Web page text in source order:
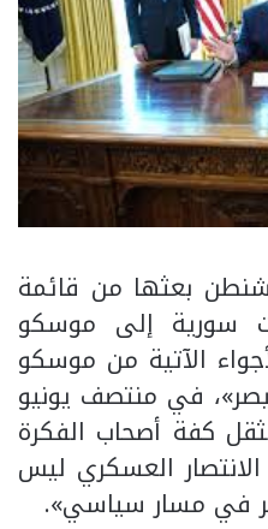
بعثها من قائمة
سورية إلى موسكو
الآتية من موسكو
في منتصف يونيو
كفة أصحاب الفكرة
العسكري ليس
في مسار سياسي».